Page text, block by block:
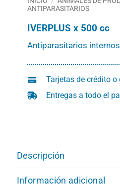
ANTIPARASITARIOS
IVERPLUS x 500 cc
Antiparasitarios internos
Tarjetas de crédito o
Entregas a todo el
Descripción
Información adicional